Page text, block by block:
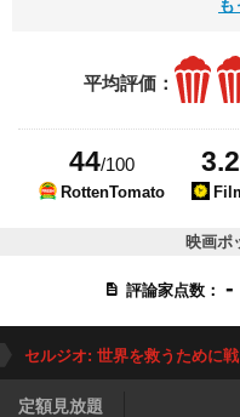
も
平均評価：
44/100
RottenTomato
3.2
映画ポ
評論家点数： -
セルジオ: 世界を救うために
定額見放題